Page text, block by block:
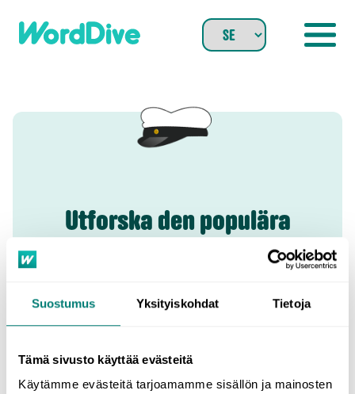
Suostumus Yksityiskohdat Tietoja
Tämä sivusto käyttää evästeitä
Käytämme evästeitä tarjoamamme sisällön ja mainosten
content
Utforska den populära
E i engelska